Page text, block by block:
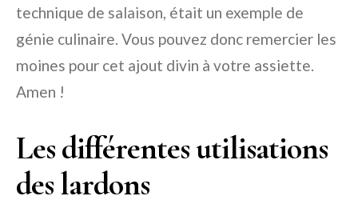
technique de salaison, était un exemple de
génie culinaire. Vous pouvez donc remercier les
moines pour cet ajout divin à votre assiette.
Amen !
Les différentes utilisations
des lardons